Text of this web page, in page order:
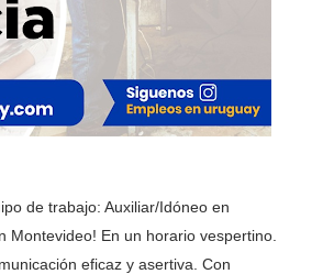
de trabajo: Auxiliar/Idóneo en
En un horario vespertino.
eficaz y asertiva. Con